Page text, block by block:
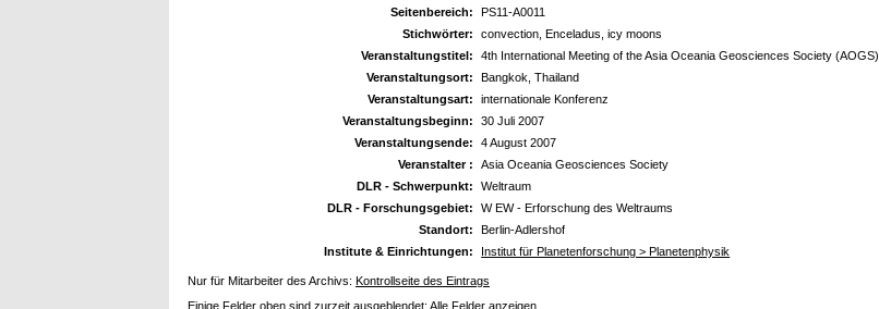
Seitenbereich:
PS11-A0011
Stichwörter:
convection, Enceladus, icy moons
Veranstaltungstitel:
4th International Meeting of the Asia Oceania Geosciences Society (AOGS)
Veranstaltungsort:
Bangkok, Thailand
Veranstaltungsart:
internationale Konferenz
Veranstaltungsbeginn:
30 Juli 2007
Veranstaltungsende:
4 August 2007
Veranstalter :
Asia Oceania Geosciences Society
DLR - Schwerpunkt:
Weltraum
DLR - Forschungsgebiet:
W EW - Erforschung des Weltraums
Standort:
Berlin-Adlershof
Institute & Einrichtungen:
Institut für Planetenforschung > Planetenphysik
Nur für Mitarbeiter des Archivs: Kontrollseite des Eintrags
Einige Felder oben sind zurzeit ausgeblendet: Alle Felder anzeigen